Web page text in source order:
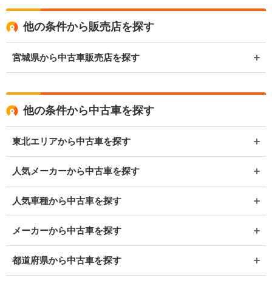
他の条件から販売店を探す
宮城県から中古車販売店を探す
他の条件から中古車を探す
東北エリアから中古車を探す
人気メーカーから中古車を探す
人気車種から中古車を探す
メーカーから中古車を探す
都道府県から中古車を探す